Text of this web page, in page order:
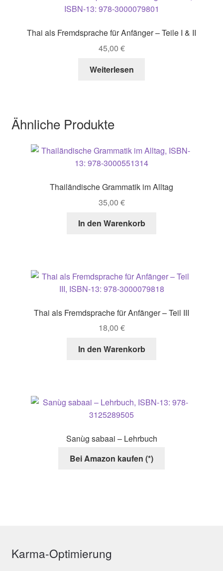
Thai als Fremdsprache für Anfänger – Teile I & II
45,00 €
Weiterlesen
Ähnliche Produkte
Thailändische Grammatik im Alltag
35,00 €
In den Warenkorb
Thai als Fremdsprache für Anfänger – Teil III
18,00 €
In den Warenkorb
Sanùg sabaai – Lehrbuch
Bei Amazon kaufen (*)
Karma-Optimierung